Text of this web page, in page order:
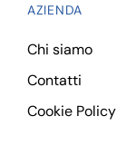
AZIENDA
Chi siamo
Contatti
Cookie Policy